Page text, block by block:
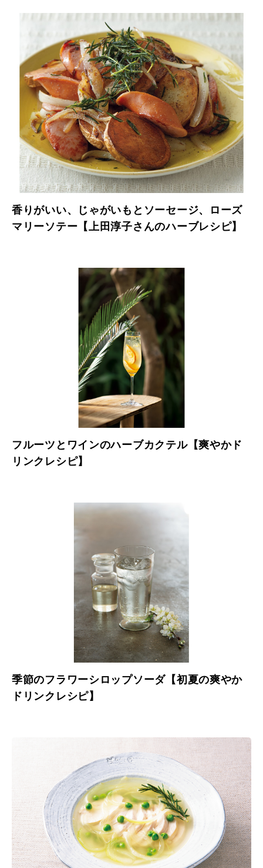
香りがいい、じゃがいもとソーセージ、ローズ
マリーソテー【上田淳子さんのハーブレシピ】
フルーツとワインのハーブカクテル【爽やかド
リンクレシピ】
季節のフラワーシロップソーダ【初夏の爽やか
ドリンクレシピ】